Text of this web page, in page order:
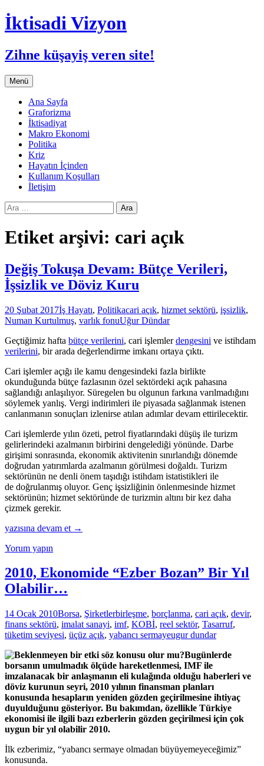
İktisadi Vizyon
Zihne küşayiş veren site!
Menü İçeriğe
atla
Ana Sayfa
Graforizma
İktisadiyat
Makro Ekonomi
Politika
Kriz
Hayatın İçinden
Kullanım Koşulları
İletişim
Arama:
Etiket arşivi: cari açık
Değiş Tokuşa Devam: Bütçe Verileri,
İşsizlik ve Döviz Kuru
20 Şubat 2017İş Hayatı, Politikacari açık, hizmet sektörü, işsizlik,
Numan Kurtulmuş, varlık fonuUğur Dündar
Geçtiğimiz hafta bütçe verilerini, cari işlemlerdengesini ve istihdam
verilerini, bir arada değerlendirme imkanı ortaya çıktı.
Cari işlemler açığı ile kamu dengesindeki fazla birlikte
okunduğunda bütçe fazlasının özel sektördeki açık pahasına
sağlandığı anlaşılıyor. Süregelen bu olgunun farkına varılmadığını
söylemek yanlış. Vergi indirimleri ile piyasada sağlanmak istenen
canlanmanın sonuçları izlenirse atılan adımlar devam ettirilecektir.
Cari işlemlerde yılın özeti, petrol fiyatlarındaki düşüş ile turizm
gelirlerindeki azalmanın birbirini dengelediği yönünde. Darbe
girişimi sonrasında, ekonomik aktivitenin sınırlandığı dönemde
doğrudan yatırımlarda azalmanın görülmesi doğaldı. Turizm
sektörünün ne denli önem taşıdığı istihdam istatistikleri ile
de doğrulanmış oluyor. Genç işsizliğinin önlenmesinde hizmet
sektörünün; hizmet sektöründe de turizmin altını bir kez daha
çizmek gerekir.
Değiş
Devam:
Verileri,
İşsizlik
ve
Kuru
yazısına devam et →
Yorum yapın
2010, Ekonomide “Ezber Bozan” Bir Yıl
Olabilir…
14 Ocak 2010Borsa, Şirketlerbirleşme, borçlanma, cari açık, devir,
finans sektörü, imalat sanayi, imf, KOBİ, reel sektör, Tasarruf,
tüketim seviyesi, üçüz açık, yabancı sermayeugur dundar
Bugünlerde
borsanın umulmadık ölçüde hareketlenmesi, IMF ile
imzalanacak bir anlaşmanın eli kulağında olduğu haberleri ve
döviz kurunun seyri, 2010 yılının finansman planları
konusunda hesapların yeniden gözden geçirilmesine ihtiyaç
duyulduğunu gösteriyor. Bu bakımdan, özellikle Türkiye
ekonomisi ile ilgili bazı ezberlerin gözden geçirilmesi için çok
uygun bir yıl olabilir 2010.
İlk ezberimiz, “yabancı sermaye olmadan büyüyemeyeceğimiz”
konusunda.